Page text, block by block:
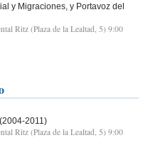
y Migraciones, y Portavoz del
Ritz (Plaza de la Lealtad, 5) 9:00
2011)
Ritz (Plaza de la Lealtad, 5) 9:00